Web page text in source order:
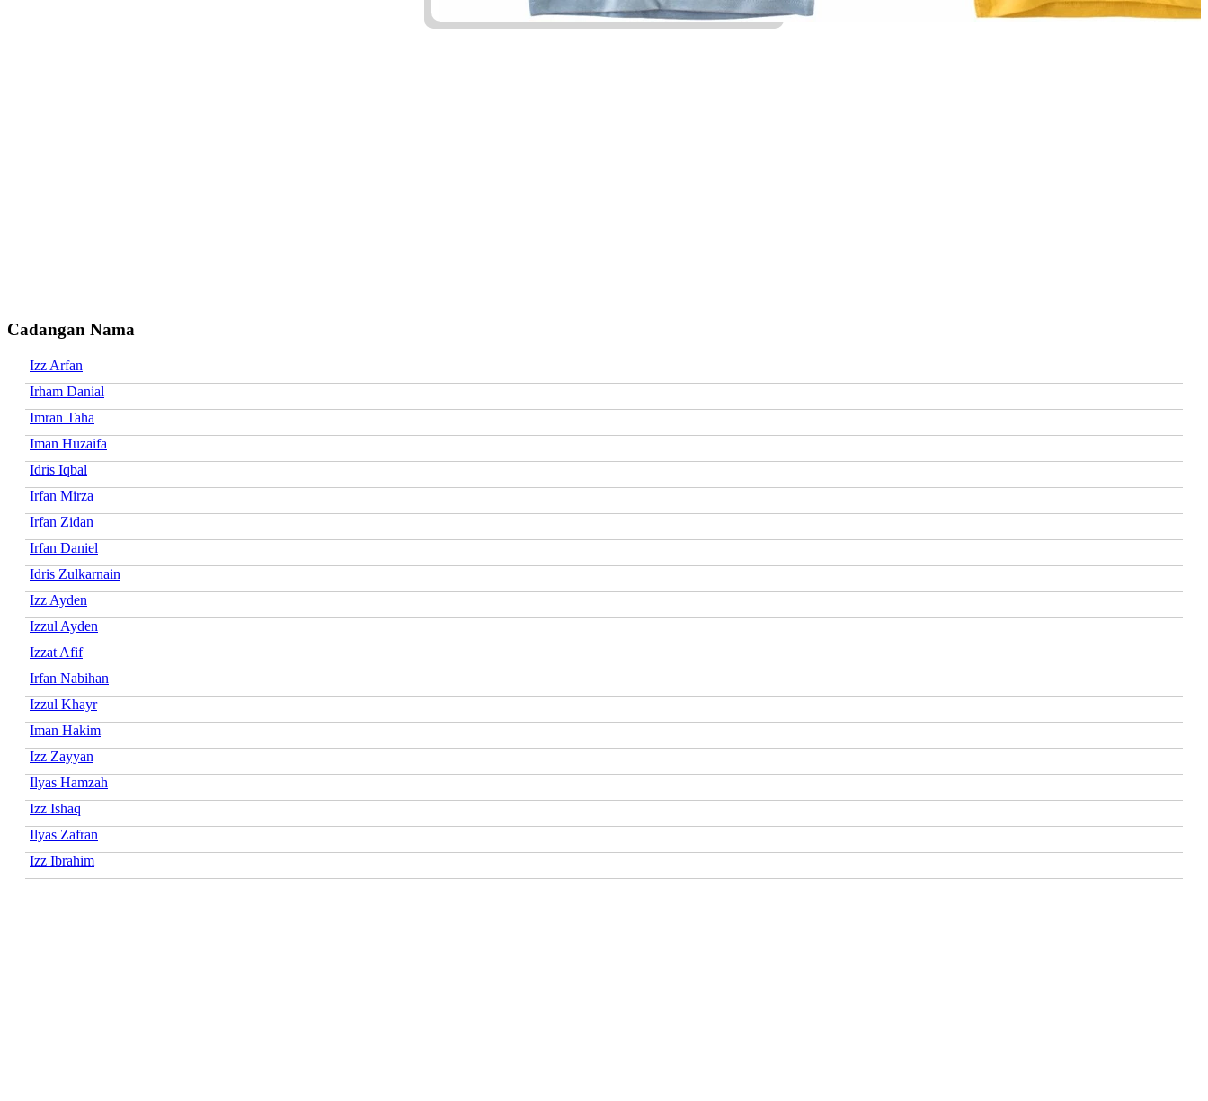
Cadangan Nama
Izz Arfan
Irham Danial
Imran Taha
Iman Huzaifa
Idris Iqbal
Irfan Mirza
Irfan Zidan
Irfan Daniel
Idris Zulkarnain
Izz Ayden
Izzul Ayden
Izzat Afif
Irfan Nabihan
Izzul Khayr
Iman Hakim
Izz Zayyan
Ilyas Hamzah
Izz Ishaq
Ilyas Zafran
Izz Ibrahim